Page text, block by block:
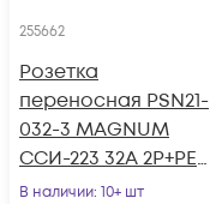
255662
Розетка
переносная PSN21-
032-3 MAGNUM
ССИ-223 32А 2Р+РЕ
220В IP44
В наличии: 10+ шт